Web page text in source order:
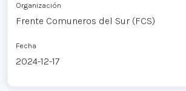
Organización
Frente Comuneros del Sur (FCS)
Fecha
2024-12-17